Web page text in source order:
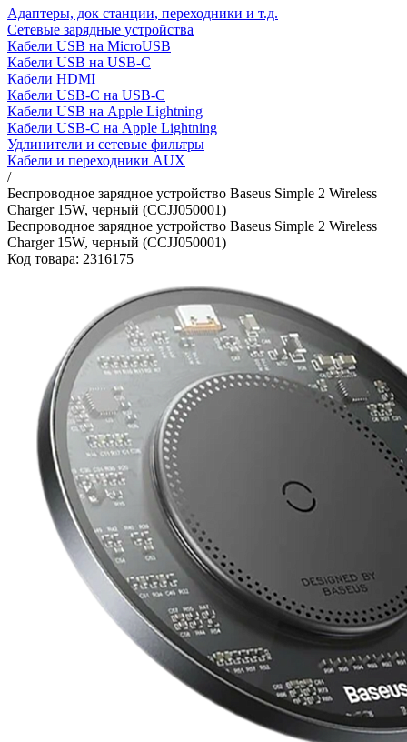
Адаптеры, док станции, переходники и т.д.
Сетевые зарядные устройства
Кабели USB на MicroUSB
Кабели USB на USB-C
Кабели HDMI
Кабели USB-C на USB-C
Кабели USB на Apple Lightning
Кабели USB-C на Apple Lightning
Удлинители и сетевые фильтры
Кабели и переходники AUX
/
Беспроводное зарядное устройство Baseus Simple 2 Wireless
Charger 15W, черный (CCJJ050001)
Беспроводное зарядное устройство Baseus Simple 2 Wireless
Charger 15W, черный (CCJJ050001)
Код товара: 2316175